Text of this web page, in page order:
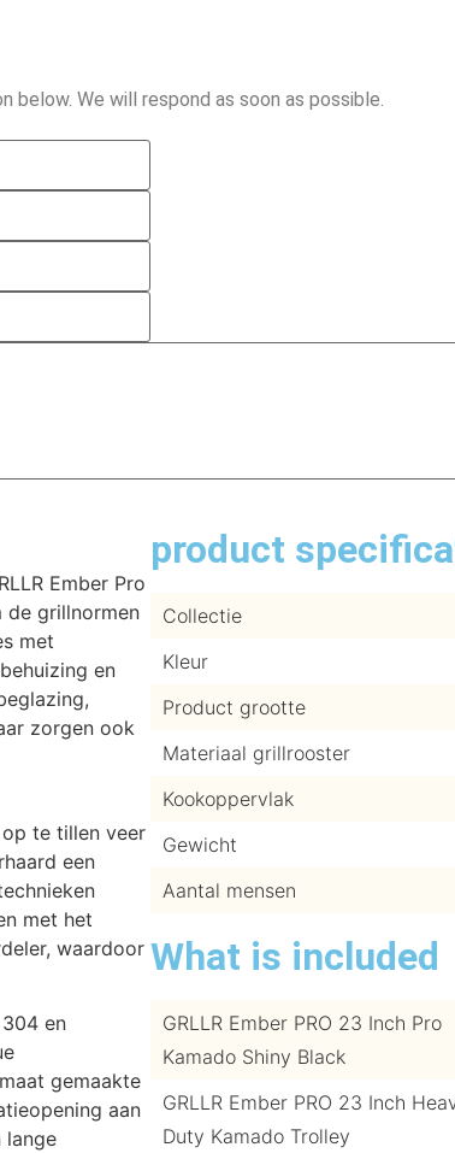
We will respond as soon as possible.
Ember Pro
de grillnormen
met
en
zorgen ook
te tillen veer
een
met het
waardoor
en
gemaakte
aan
lange
product
Collectie
Kleur
Product grootte
Materiaal grillrooster
Kookoppervlak
Gewicht
Aantal mensen
What is included
GRLLR Ember PRO 23 Inch Pro
Kamado Shiny Black
GRLLR Ember PRO 23 Inch
Duty Kamado Trolley